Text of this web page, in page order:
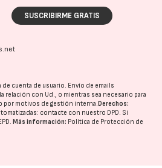
SUSCRIBIRME GRATIS
cuenta de usuario. Envío de emails
relación con Ud., o mientras sea necesario para
por motivos de gestión interna.Derechos:
contacte con nuestro DPD. Si
.Más información: Política de Protección de